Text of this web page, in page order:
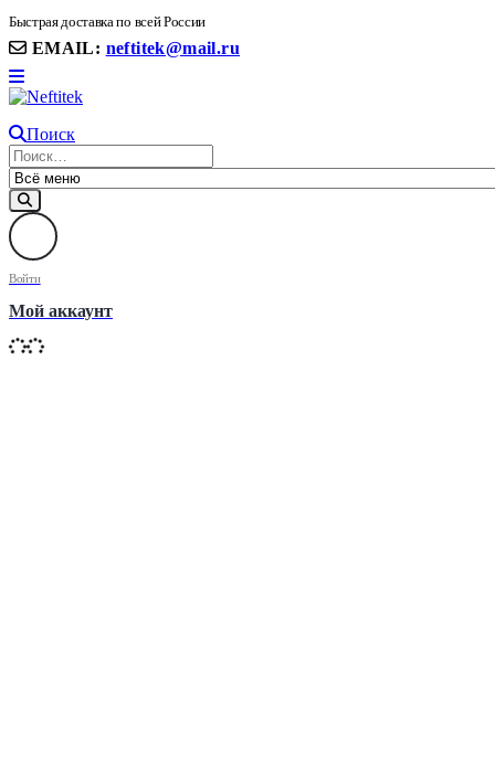
Быстрая доставка по всей России
EMAIL: neftitek@mail.ru
Поиск
Войти
Мой аккаунт
8(906) 399 11 22 | 8(905)367-58-58